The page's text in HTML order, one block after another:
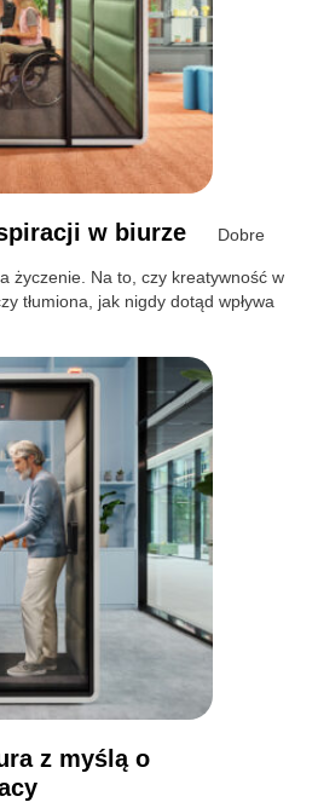
w biurze Dobre
życzenie. Na to, czy kreatywność w
tłumiona, jak nigdy dotąd wpływa
z myślą o